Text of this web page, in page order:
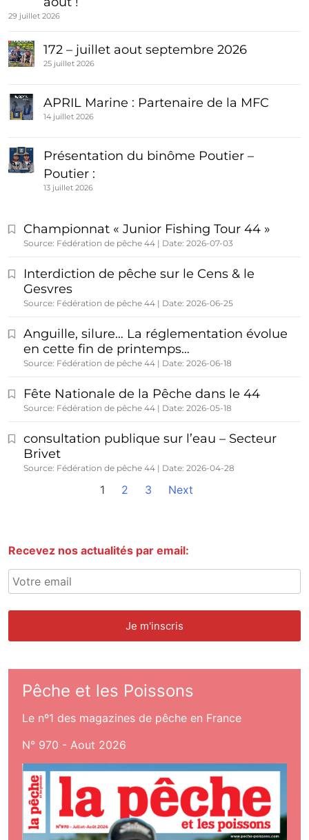
29 juillet 2026
172 – juillet aout septembre 2026
25 juillet 2026
APRIL Marine : Partenaire de la MFC
14 juillet 2026
Présentation du binôme Poutier –
Poutier :
13 juillet 2026
Championnat « Junior Fishing Tour 44 »
Source: Fédération de pêche 44 Date: 2026-07-03
Interdiction de pêche sur le Cens & le
Gesvres
Source: Fédération de pêche 44 Date: 2026-06-25
Anguille, silure… La réglementation évolue
en cette fin de printemps…
Source: Fédération de pêche 44 Date: 2026-06-18
Fête Nationale de la Pêche dans le 44
Source: Fédération de pêche 44 Date: 2026-05-18
consultation publique sur l’eau – Secteur
Brivet
Source: Fédération de pêche 44 Date: 2026-04-28
1 2 3 Next
Recevez nos actualités par email:
Pêche et les Poissons
Le nº1 des magazines de pêche en France
N° 970 - Aout 2026